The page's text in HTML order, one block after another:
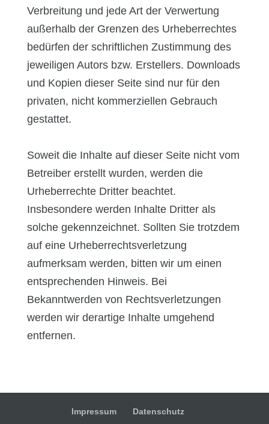
Verbreitung und jede Art der Verwertung
außerhalb der Grenzen des Urheberrechtes
bedürfen der schriftlichen Zustimmung des
jeweiligen Autors bzw. Erstellers. Downloads
und Kopien dieser Seite sind nur für den
privaten, nicht kommerziellen Gebrauch
gestattet.
Soweit die Inhalte auf dieser Seite nicht vom
Betreiber erstellt wurden, werden die
Urheberrechte Dritter beachtet.
Insbesondere werden Inhalte Dritter als
solche gekennzeichnet. Sollten Sie trotzdem
auf eine Urheberrechtsverletzung
aufmerksam werden, bitten wir um einen
entsprechenden Hinweis. Bei
Bekanntwerden von Rechtsverletzungen
werden wir derartige Inhalte umgehend
entfernen.
Impressum Datenschutz